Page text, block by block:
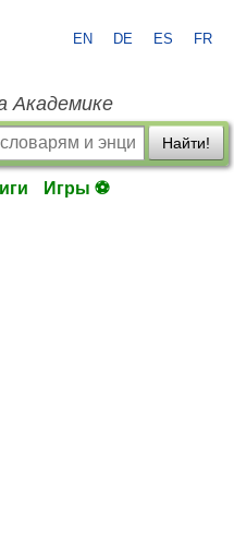
EN DE ES FR
Академике
Найти!
Игры ⚽